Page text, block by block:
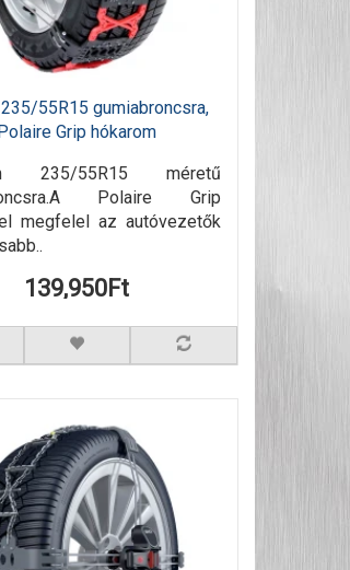
235/55R15 gumiabroncsra,
Polaire Grip hókarom
235/55R15 méretű
Polaire Grip
megfelel az autóvezetők
139,950Ft